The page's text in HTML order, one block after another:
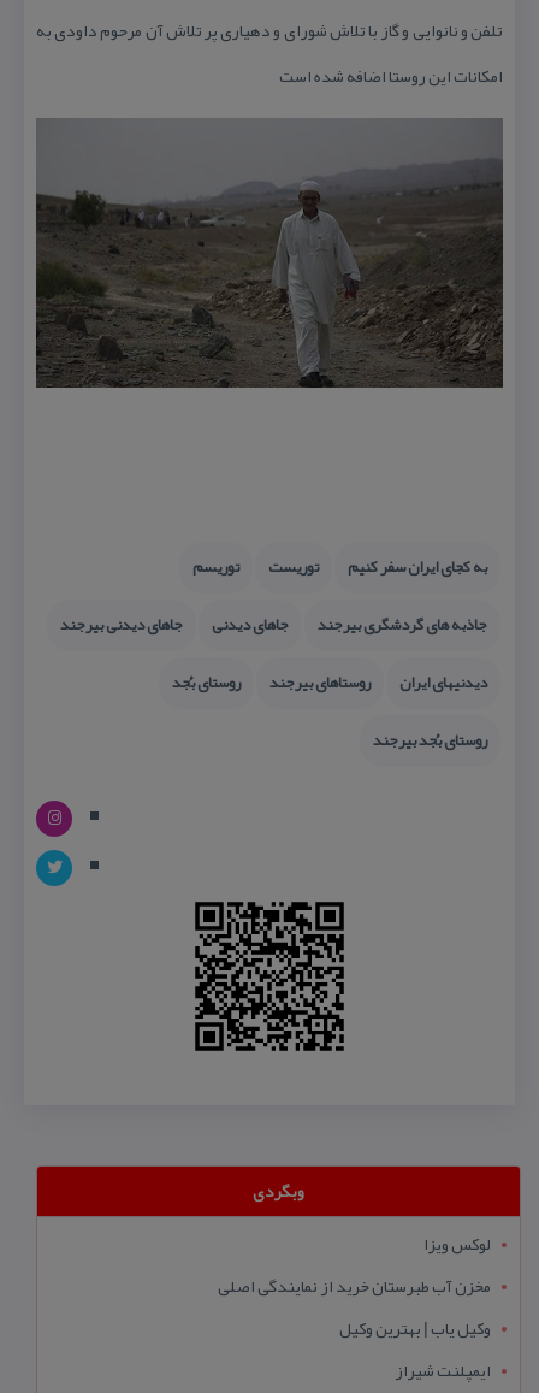
تلفن و نانوایی و گاز با تلاش شورای و دهیاری پر تلاش آن مرحوم داودی به
امكانات این روستا اضافه شده است
به كجای ایران سفر كنیم توریست
توریسم
جاذبه های گردشگری بیرجند
جاهای دیدنی
جاهای دیدنی بیرجند
دیدنیهای ایران
روستاهای بیرجند
روستای بُجد
روستای بُجد بیرجند
وبگردی
لوکس ویزا
مخزن آب طبرستان خرید از نمایندگی اصلی
وکیل یاب | بهترین وکیل
ایمپلنت شیراز